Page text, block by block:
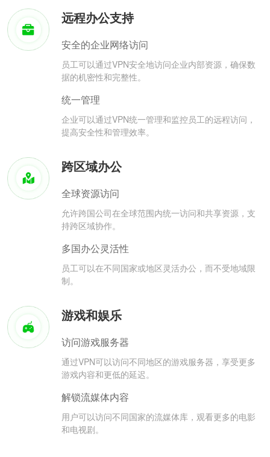
远程办公支持
安全的企业网络访问
员工可以通过VPN安全地访问企业内部资源，确保数
据的机密性和完整性。
统一管理
企业可以通过VPN统一管理和监控员工的远程访问，
提高安全性和管理效率。
跨区域办公
全球资源访问
允许跨国公司在全球范围内统一访问和共享资源，支
持跨区域协作。
多国办公灵活性
员工可以在不同国家或地区灵活办公，而不受地域限
制。
游戏和娱乐
访问游戏服务器
通过VPN可以访问不同地区的游戏服务器，享受更多
游戏内容和更低的延迟。
解锁流媒体内容
用户可以访问不同国家的流媒体库，观看更多的电影
和电视剧。